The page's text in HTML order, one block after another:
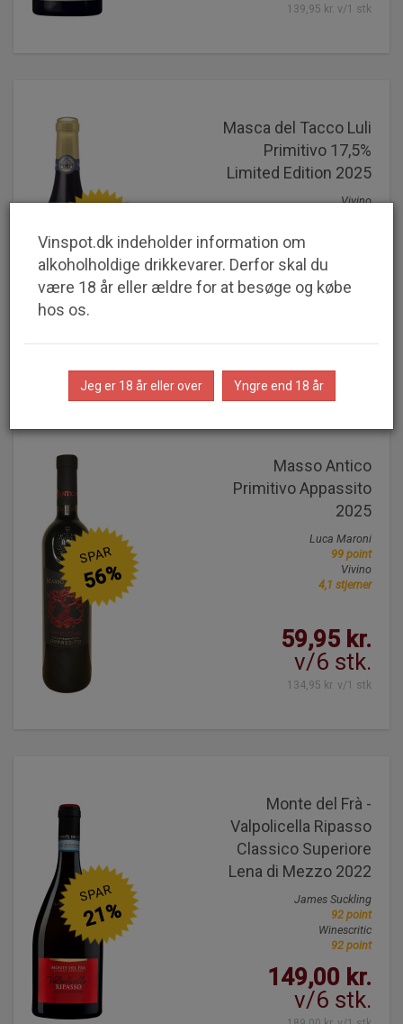
139,95 kr. v/1 stk
Masca del Tacco Luli
Primitivo 17,5%
Limited Edition 2025
Vivino
89,95 kr.
179,95 kr. v/1 stk
50%
Masso Antico
Primitivo Appassito
2025
Luca Maroni
99 point
Vivino
4,1 stjerner
59,95 kr.
v/6 stk.
134,95 kr. v/1 stk
SPAR
56%
Monte del Frà -
Valpolicella Ripasso
Classico Superiore
Lena di Mezzo 2022
James Suckling
92 point
Winescritic
92 point
149,00 kr.
v/6 stk.
SPAR
21%
Vinspot.dk indeholder information om
alkoholholdige drikkevarer. Derfor skal du
være 18 år eller ældre for at besøge og købe
hos os.
Jeg er 18 år eller over Yngre end 18 år